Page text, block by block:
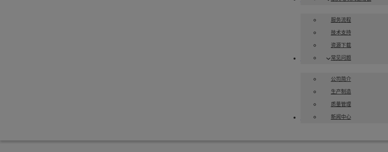
服务流程
技术支持
资源下载
常见问题
关于华创
公司简介
生产制造
质量管理
新闻中心
联系我们